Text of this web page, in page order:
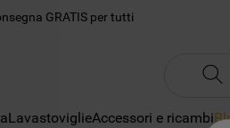
GRATIS per tutti
LavastoviglieAccessori e ricambi